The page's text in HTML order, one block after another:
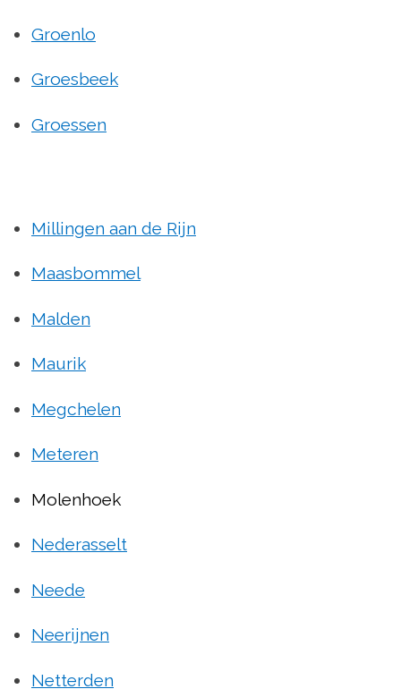
Groenlo
Groesbeek
Groessen
Millingen aan de Rijn
Maasbommel
Malden
Maurik
Megchelen
Meteren
Molenhoek
Nederasselt
Neede
Neerijnen
Netterden